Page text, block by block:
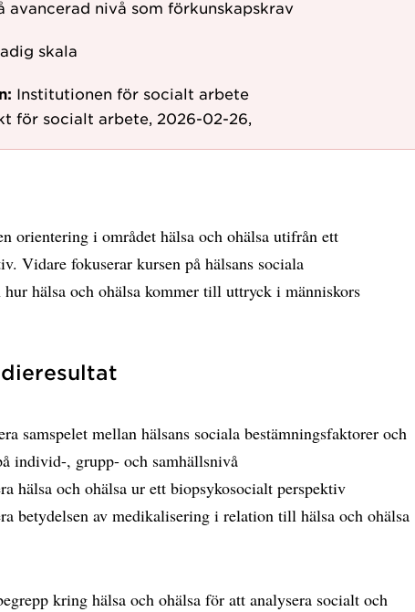
avancerad nivå som förkunskapskrav
skala
Institutionen för socialt arbete
för socialt arbete, 2026-02-26,
orientering i området hälsa och ohälsa utifrån ett
Vidare fokuserar kursen på hälsans sociala
hälsa och ohälsa kommer till uttryck i människors
samspelet mellan hälsans sociala bestämningsfaktorer och
individ-, grupp- och samhällsnivå
hälsa och ohälsa ur ett biopsykosocialt perspektiv
betydelsen av medikalisering i relation till hälsa och ohälsa
kring hälsa och ohälsa för att analysera socialt och